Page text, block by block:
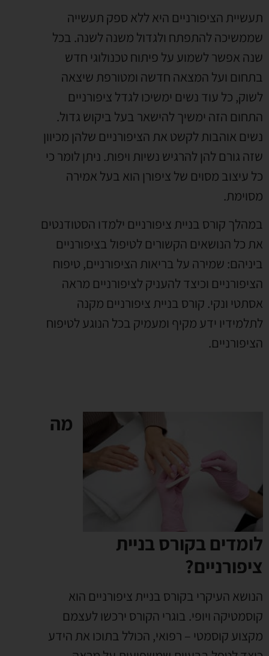
תעשיית הציפורניים היא ללא ספק תעשייה
שממשיכה להתפתח ולגדול משנה לשנה. בכל
שנה אפשר לשמוע על פיתוח טכנולוגי חדש
בתחום ועל המצאה חדשה ומטורפת שיצאה
לשוק, כל עוד נשים ימשיכו לגדל ציפורניים
התחום הזה ימשיך להישאר בעל ביקוש גדול.
נשים אוהבות לקשט את הציפורניים שלהן מכיוון
שזה גורם להן להרגיש נשיות ויפות. ניתן לומר כי
כל עיצוב מסוים של ציפורן הוא בעל אמירה
מסוימת.
במהלך קורס בניית ציפורניים ילמדו הסטודנטים
את כל הנושאים הקשורים לטיפול בציפורניים
ביניהם: שמירה על בריאות הציפורניים, טיפוח
הציפורניים וכיצד להעניק לציפורניים מראה
אסתטי ונקי. קורס בניית ציפורניים מקנה
לתלמידיו ידע מקיף ומעמיק בכל הנוגע לטיפוח
הציפורניים.
מה
לומדים בקורס בניית
ציפורניים?
הנושא העיקרי בקורס בניית ציפורניים הוא
קוסמטיקה ויופי. בוגרי הקורס ירכשו לעצמם
מקצוע קוסמטי – רפואי, הכולל בתוכו את הידע